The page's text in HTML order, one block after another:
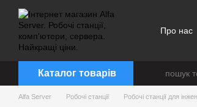
Перейти до основного контенту
Про нас
Каталог товарів
Alfa Server Робочі станції Робочі станції для